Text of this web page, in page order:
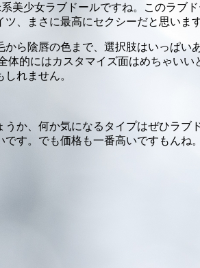
系美少女ラブドールですね。このラブ
、まさに最高にセクシーだと思い
ら陰唇の色まで、選択肢はいっぱ
体的にはカスタマイズ面はめちゃい
れません。
か、何か気になるタイプはぜひラブ
す。でも価格も一番高いですもん